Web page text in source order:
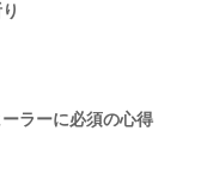
ラーに必須の心得